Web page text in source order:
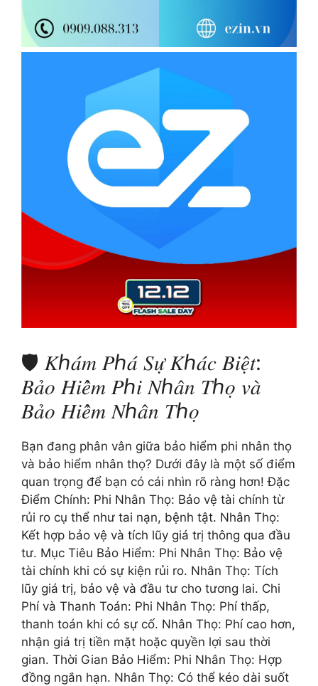
🛡️ 𝐾ℎ𝑎́𝑚 𝑃ℎ𝑎́ 𝑆𝑢̛̣ 𝐾ℎ𝑎́𝑐 𝐵𝑖𝑒̣̂𝑡:
𝐵𝑎̉𝑜 𝐻𝑖𝑒̂̉𝑚 𝑃ℎ𝑖 𝑁ℎ𝑎̂𝑛 𝑇ℎ𝑜̣ 𝑣𝑎̀
𝐵𝑎̉𝑜 𝐻𝑖𝑒̂̉𝑚 𝑁ℎ𝑎̂𝑛 𝑇ℎ𝑜̣
Bạn đang phân vân giữa bảo hiểm phi nhân thọ
và bảo hiểm nhân thọ? Dưới đây là một số điểm
quan trọng để bạn có cái nhìn rõ ràng hơn! Đặc
Điểm Chính: Phi Nhân Thọ: Bảo vệ tài chính từ
rủi ro cụ thể như tai nạn, bệnh tật. Nhân Thọ:
Kết hợp bảo vệ và tích lũy giá trị thông qua đầu
tư. Mục Tiêu Bảo Hiểm: Phi Nhân Thọ: Bảo vệ
tài chính khi có sự kiện rủi ro. Nhân Thọ: Tích
lũy giá trị, bảo vệ và đầu tư cho tương lai. Chi
Phí và Thanh Toán: Phi Nhân Thọ: Phí thấp,
thanh toán khi có sự cố. Nhân Thọ: Phí cao hơn,
nhận giá trị tiền mặt hoặc quyền lợi sau thời
gian. Thời Gian Bảo Hiểm: Phi Nhân Thọ: Hợp
đồng ngắn hạn. Nhân Thọ: Có thể kéo dài suốt